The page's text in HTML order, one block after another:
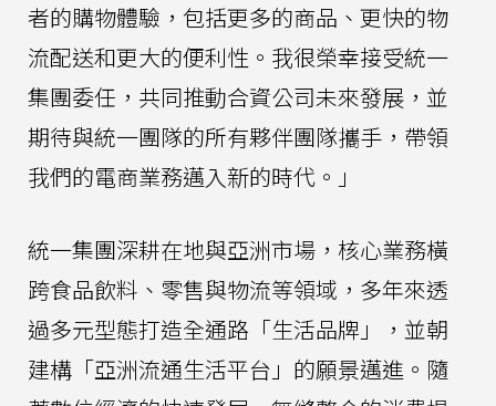
者的購物體驗，包括更多的商品、更快的物
流配送和更大的便利性。我很榮幸接受統一
集團委任，共同推動合資公司未來發展，並
期待與統一團隊的所有夥伴團隊攜手，帶領
我們的電商業務邁入新的時代。」
統一集團深耕在地與亞洲市場，核心業務橫
跨食品飲料、零售與物流等領域，多年來透
過多元型態打造全通路「生活品牌」，並朝
建構「亞洲流通生活平台」的願景邁進。隨